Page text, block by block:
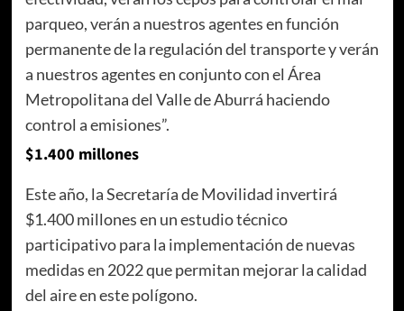
parqueo, verán a nuestros agentes en función
permanente de la regulación del transporte y verán
a nuestros agentes en conjunto con el Área
Metropolitana del Valle de Aburrá haciendo
control a emisiones”.
$1.400 millones
Este año, la Secretaría de Movilidad invertirá
$1.400 millones en un estudio técnico
participativo para la implementación de nuevas
medidas en 2022 que permitan mejorar la calidad
del aire en este polígono.